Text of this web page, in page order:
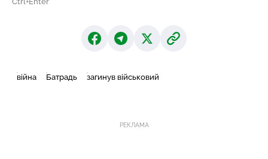
війна Батрадь загинув військовий
РЕКЛАМА